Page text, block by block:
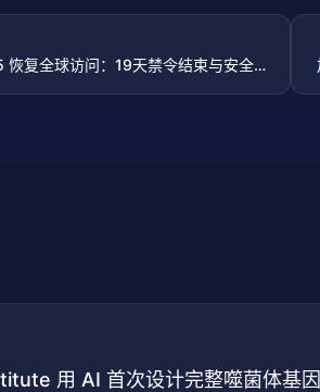
复全球访问：19天禁令结束与安全新
用 AI 首次设计完整噬菌体基